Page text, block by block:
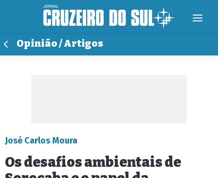
Opinião / Artigos
José Carlos Moura
Os desafios ambientais de